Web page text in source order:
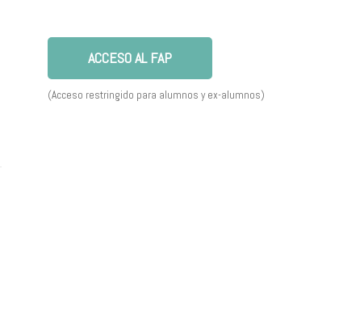
ACCESO AL FAP
(Acceso restringido para alumnos y ex-alumnos)